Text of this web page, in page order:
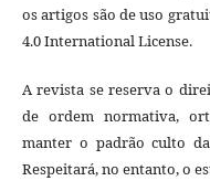
os artigos são de uso
4.0 International License.
A revista se reserva o
de ordem normativa,
manter o padrão culto
Respeitará, no entanto, o